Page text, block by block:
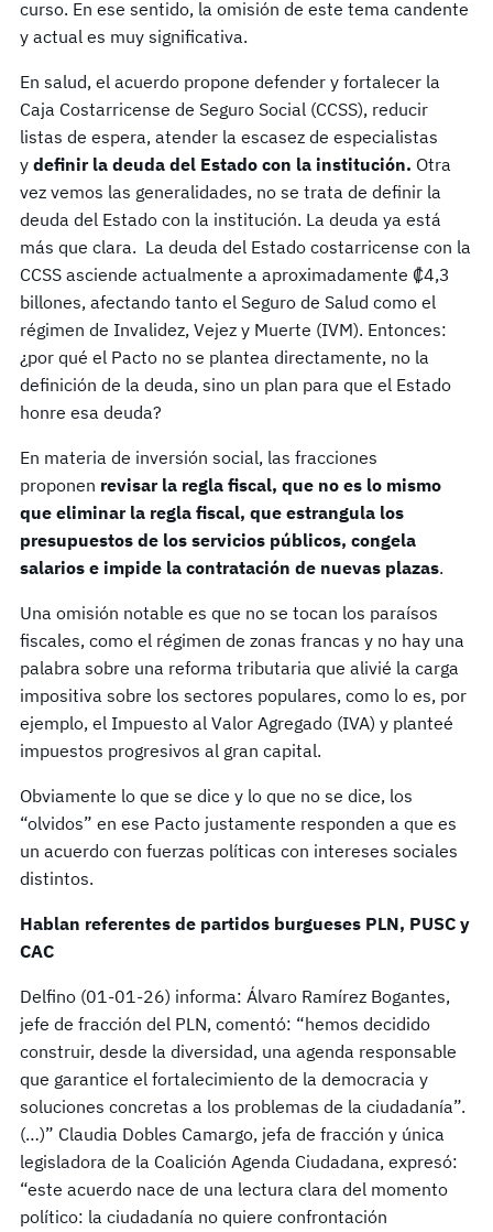
curso. En ese sentido, la omisión de este tema candente
y actual es muy significativa.
En salud, el acuerdo propone defender y fortalecer la
Caja Costarricense de Seguro Social (CCSS), reducir
listas de espera, atender la escasez de especialistas
y definir la deuda del Estado con la institución. Otra
vez vemos las generalidades, no se trata de definir la
deuda del Estado con la institución. La deuda ya está
más que clara. La deuda del Estado costarricense con la
CCSS asciende actualmente a aproximadamente ₡4,3
billones, afectando tanto el Seguro de Salud como el
régimen de Invalidez, Vejez y Muerte (IVM). Entonces:
¿por qué el Pacto no se plantea directamente, no la
definición de la deuda, sino un plan para que el Estado
honre esa deuda?
En materia de inversión social, las fracciones
proponen revisar la regla fiscal, que no es lo mismo
que eliminar la regla fiscal, que estrangula los
presupuestos de los servicios públicos, congela
salarios e impide la contratación de nuevas plazas.
Una omisión notable es que no se tocan los paraísos
fiscales, como el régimen de zonas francas y no hay una
palabra sobre una reforma tributaria que alivié la carga
impositiva sobre los sectores populares, como lo es, por
ejemplo, el Impuesto al Valor Agregado (IVA) y planteé
impuestos progresivos al gran capital.
Obviamente lo que se dice y lo que no se dice, los
“olvidos” en ese Pacto justamente responden a que es
un acuerdo con fuerzas políticas con intereses sociales
distintos.
Hablan referentes de partidos burgueses PLN, PUSC y
CAC
Delfino (01-01-26) informa: Álvaro Ramírez Bogantes,
jefe de fracción del PLN, comentó: “hemos decidido
construir, desde la diversidad, una agenda responsable
que garantice el fortalecimiento de la democracia y
soluciones concretas a los problemas de la ciudadanía”.
(…)” Claudia Dobles Camargo, jefa de fracción y única
legisladora de la Coalición Agenda Ciudadana, expresó:
“este acuerdo nace de una lectura clara del momento
político: la ciudadanía no quiere confrontación